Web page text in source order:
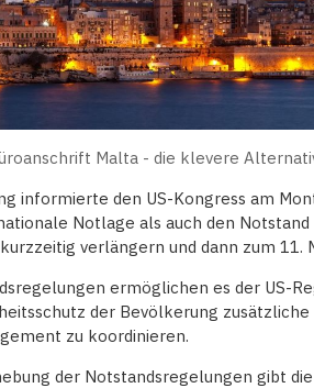
Malta - die klevere
informierte den US-Kongress am
Notlage als auch den
verlängern und dann zum 11.
ermöglichen es der US-
der Bevölkerung
zu koordinieren.
der Notstandsregelungen gibt